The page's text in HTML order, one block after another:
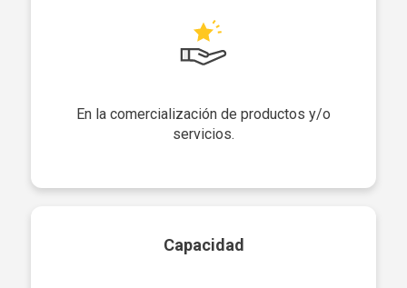
En la comercialización de productos y/o
servicios.
Capacidad